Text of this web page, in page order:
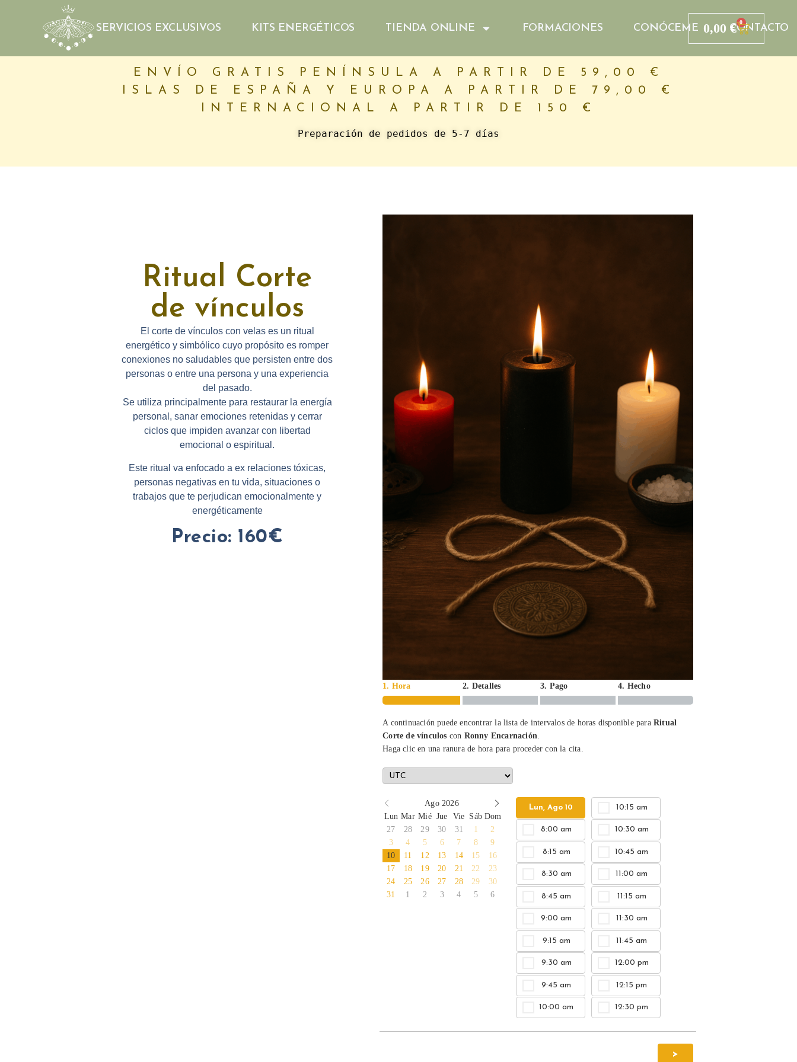
SERVICIOS EXCLUSIVOS KITS ENERGÉTICOS TIENDA ONLINE FORMACIONES CONÓCEME CONTACTO
0,00 € 0
ENVÍO GRATIS PENÍNSULA A PARTIR DE 59,00 €
ISLAS DE ESPAÑA Y EUROPA A PARTIR DE 79,00 €
INTERNACIONAL A PARTIR DE 150 €
Preparación de pedidos de 5-7 días
Ritual Corte
de vínculos
El corte de vínculos con velases un ritual
energético y simbólico cuyo propósito es romper
conexiones no saludables que persisten entre dos
personas o entre una persona y una experiencia
del pasado.
Se utiliza principalmente para restaurar la energía
personal , sanar emociones retenidasy cerrar
ciclosque impiden avanzar con libertad
emocional o espiritual.
Este ritual va enfocado a ex relaciones tóxicas,
personas negativas en tu vida, situaciones o
trabajos que te perjudican emocionalmente y
energéticamente
Precio: 160€
1. Hora 2. Detalles 3. Pago 4. Hecho
A continuación puede encontrar la lista de intervalos de horas disponible para Ritual
Corte de vínculos con Ronny Encarnación.
Haga clic en una ranura de hora para proceder con la cita.
Ago 2026
Lun Mar Mié Jue Vie Sáb Dom
27
28 29 30 31 1
2
3
4 5 6 7 8
9
10
11 12 13 14 15
16
17
18 19 20 21 22
23
24
25 26 27 28 29
30
31
1 2 3 4 5 6
Lun, Ago 10
8:00 am
8:15 am
8:30 am
8:45 am
9:00 am
9:15 am
9:30 am
9:45 am
10:00 am
10:15 am
10:30 am
10:45 am
11:00 am
11:15 am
11:30 am
11:45 am
12:00 pm
12:15 pm
12:30 pm
>